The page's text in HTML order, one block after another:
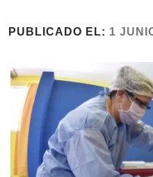
PUBLICADO EL: 1